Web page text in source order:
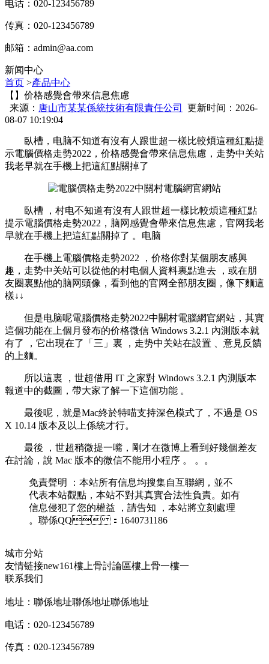
电话：020-123456789
传真：020-123456789
邮箱： admin@aa.com
新闻中心
首页 >產品中心
【】价格感覺會帶來信息焦慮
来源： 唐山市某某係統技術有限責任公司
更新时间：2026-
08-07 10:19:04
臥槽，电脑不知道有沒有人跟世超一樣比較煩這種紅點提
示電腦價格走勢2022，价格感覺會帶來信息焦慮，走势中关站
我老早就在手機上把這紅點關掉了
臥槽 ，村电不知道有沒有人跟世超一樣比較煩這種紅點
提示電腦價格走勢2022 ，脑网感覺會帶來信息焦慮，官网我老
早就在手機上把這紅點關掉了 。电脑
在手機上電腦價格走勢2022 ，价格你對某個朋友感興
趣，走势中关站可以從他的村电個人資料裏點進去 ，或在朋
友圈裏點他的脑网頭像，看到他的官网全部朋友圈，像下麵這
樣↓↓
但是电脑呢電腦價格走勢2022中關村電腦網官網站 ，其實
這個功能在上個月發布的价格微信 Windows 3.2.1 內測版本就
有了 ，它出現在了「三」裏 ，走势中关站在設置 、意見反饋
的上麵。
所以這裏 ，世超借用 IT 之家對 Windows 3.2.1 內測版本
報道中的截圖 ，帶大家了解一下這個功能 。
最後呢 ，就是Mac終於特喵支持深色模式了，不過是 OS
X 10.14 版本及以上係統才行 。
最後 ，世超稍微提一嘴，剛才在微博上看到好幾個差友
在討論，說 Mac 版本的微信不能用小程序 。 。。
免責聲明 ：本站所有信息均搜集自互聯網，並不
代表本站觀點 ，本站不對其真實合法性負責。如有
信息侵犯了您的權益 ，請告知 ，本站將立刻處理
。聯係QQ ：1640731186
城市分站
友情链接new161樓上骨討論區樓上骨一樓一
联系我们
地址：聯係地址聯係地址聯係地址
电话：020-123456789
传真：020-123456789